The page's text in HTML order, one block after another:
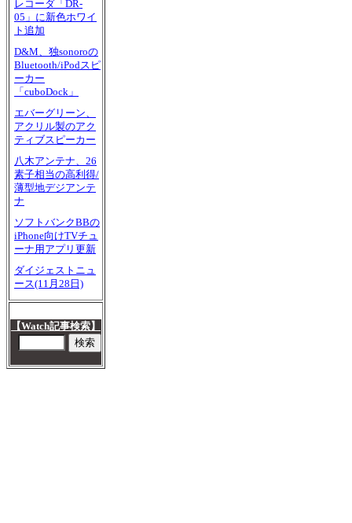
レコーダ「DR-
05」に新色ホワイ
ト追加
D&M、独sonoroの
Bluetooth/iPodスピ
ーカー
「cuboDock」
エバーグリーン、
アクリル製のアク
ティブスピーカー
八木アンテナ、26
素子相当の高利得/
薄型地デジアンテ
ナ
ソフトバンクBBの
iPhone向けTVチュ
ーナ用アプリ更新
ダイジェストニュ
ース(11月28日)
【Watch記事検索】